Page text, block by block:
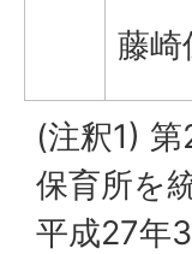
藤崎
(注釈1)
保育所を
平成27年